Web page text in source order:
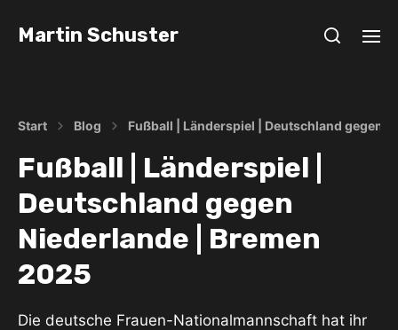
Martin Schuster
Start Blog Fußball | Länderspiel | Deutschland gegen
Fußball | Länderspiel |
Deutschland gegen
Niederlande | Bremen
2025
Die deutsche Frauen-Nationalmannschaft hat ihr